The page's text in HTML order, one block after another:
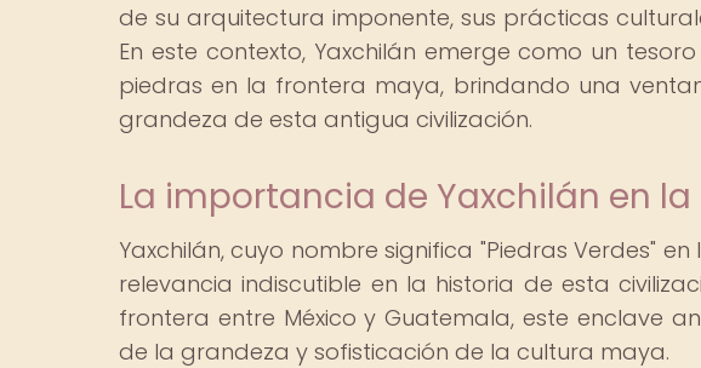
de su arquitectura imponente, sus prácticas
En este contexto, Yaxchilán emerge como un
piedras en la frontera maya, brindando una
grandeza de esta antigua civilización.
La importancia de Yaxchilán en
Yaxchilán, cuyo nombre significa "Piedras Verdes"
relevancia indiscutible en la historia de esta
frontera entre México y Guatemala, este enclave
de la grandeza y sofisticación de la cultura maya.